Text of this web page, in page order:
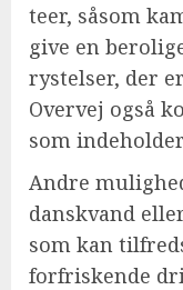
teer, såsom
give en
rystelser, der
Overvej også
som
Andre
danskvand
som kan
forfriskende